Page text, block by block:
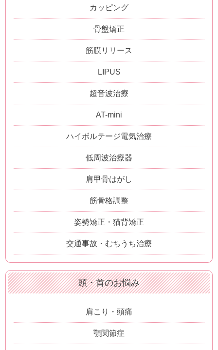
カッピング
骨盤矯正
筋膜リリース
LIPUS
超音波治療
AT-mini
ハイボルテージ電気治療
低周波治療器
肩甲骨はがし
筋骨格調整
姿勢矯正・猫背矯正
交通事故・むちうち治療
頭・首のお悩み
肩こり・頭痛
顎関節症